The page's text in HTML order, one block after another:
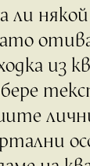
ли
из